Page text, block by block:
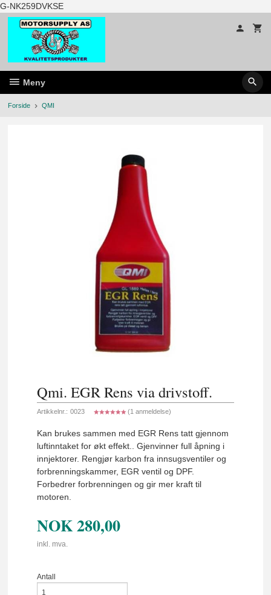
G-NK259DVKSEGå
til
innholdet
Meny
Forside QMI
Qmi. EGR Rens via drivstoff.
Artikkelnr.: 0023 (1 anmeldelse)
Kan brukes sammen med EGR Rens tatt gjennom
luftinntaket for økt effekt.. Gjenvinner full åpning i
innjektorer. Rengjør karbon fra innsugsventiler og
forbrenningskammer, EGR ventil og DPF.
Forbedrer forbrenningen og gir mer kraft til
motoren.
NOK280,00
inkl. mva.
Antall